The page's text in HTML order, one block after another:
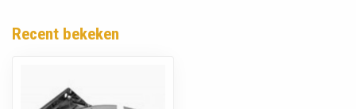
Recent bekeken